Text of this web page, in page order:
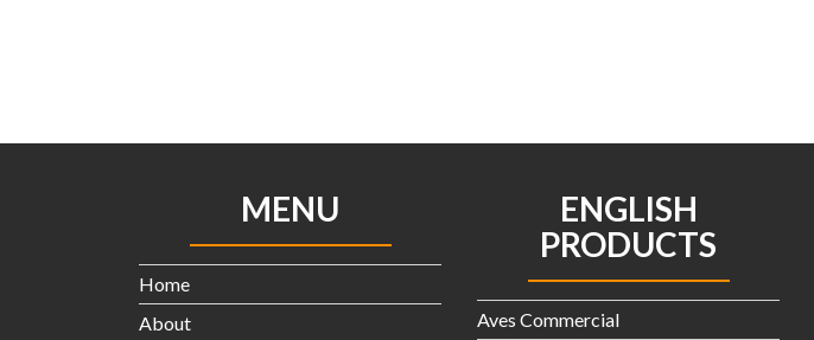
MENU
Home
About
ENGLISH
PRODUCTS
Aves Commercial